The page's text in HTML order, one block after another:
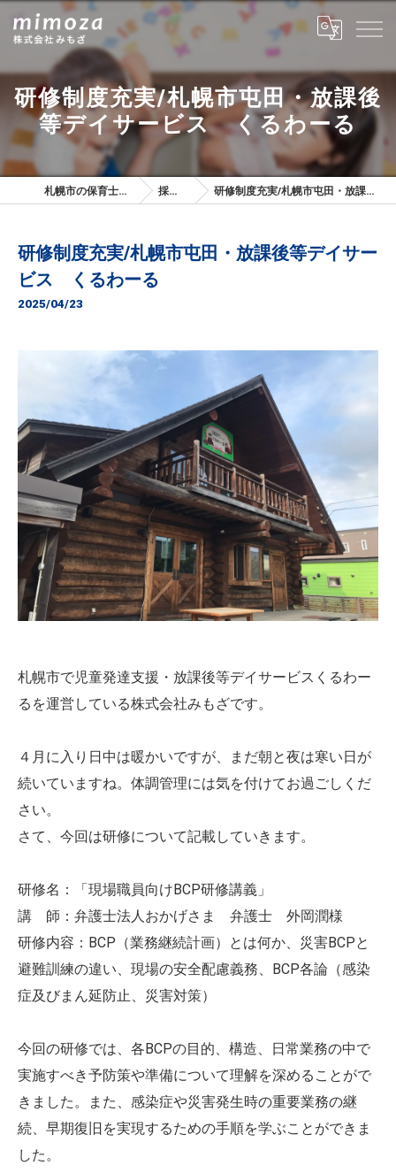
研修制度充実/札幌市屯田・放課後
等デイサービス くるわーる
札幌市の保育士は株式会社みもざ 採用ブログ 研修制度充実/札幌市屯田・放課後等デイサービス くるわーる
研修制度充実/札幌市屯田・放課後等デイサー
ビス くるわーる
2025/04/23
札幌市で児童発達支援・放課後等デイサービスくるわー
るを運営している株式会社みもざです。
４月に入り日中は暖かいですが、まだ朝と夜は寒い日が
続いていますね。体調管理には気を付けてお過ごしくだ
さい。
さて、今回は研修について記載していきます。
研修名：「現場職員向けBCP研修講義」
講 師：弁護士法人おかげさま 弁護士 外岡潤様
研修内容：BCP（業務継続計画）とは何か、災害BCPと
避難訓練の違い、現場の安全配慮義務、BCP各論（感染
症及びまん延防止、災害対策）
今回の研修では、各BCPの目的、構造、日常業務の中で
実施すべき予防策や準備について理解を深めることがで
きました。また、感染症や災害発生時の重要業務の継
続、早期復旧を実現するための手順を学ぶことができま
した。